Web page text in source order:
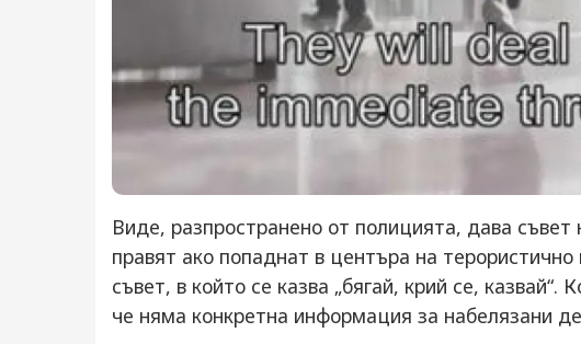
Виде, разпространено от полицията, дава съвет
правят ако попаднат в центъра на
съвет, в който се казва „бягай, крий се, казвай“.
че няма конкретна информация за набелязани